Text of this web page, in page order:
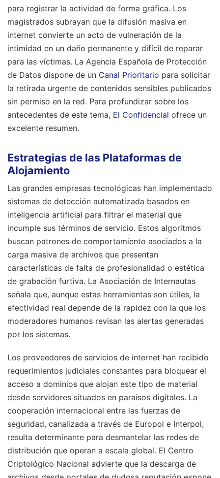
para registrar la actividad de forma gráfica. Los
magistrados subrayan que la difusión masiva en
internet convierte un acto de vulneración de la
intimidad en un daño permanente y difícil de reparar
para las víctimas. La Agencia Española de Protección
de Datos dispone de un Canal Prioritario para solicitar
la retirada urgente de contenidos sensibles publicados
sin permiso en la red. Para profundizar sobre los
antecedentes de este tema, El Confidencial ofrece un
excelente resumen.
Estrategias de las Plataformas de
Alojamiento
Las grandes empresas tecnológicas han implementado
sistemas de detección automatizada basados en
inteligencia artificial para filtrar el material que
incumple sus términos de servicio. Estos algoritmos
buscan patrones de comportamiento asociados a la
carga masiva de archivos que presentan
características de falta de profesionalidad o estética
de grabación furtiva. La Asociación de Internautas
señala que, aunque estas herramientas son útiles, la
efectividad real depende de la rapidez con la que los
moderadores humanos revisan las alertas generadas
por los sistemas.
Los proveedores de servicios de internet han recibido
requerimientos judiciales constantes para bloquear el
acceso a dominios que alojan este tipo de material
desde servidores situados en paraísos digitales. La
cooperación internacional entre las fuerzas de
seguridad, canalizada a través de Europol e Interpol,
resulta determinante para desmantelar las redes de
distribución que operan a escala global. El Centro
Criptológico Nacional advierte que la descarga de